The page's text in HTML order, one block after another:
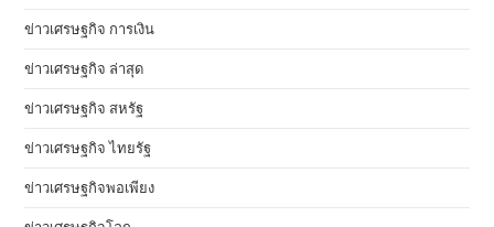
ข่าวเศรษฐกิจ การเงิน
ข่าวเศรษฐกิจ ล่าสุด
ข่าวเศรษฐกิจ สหรัฐ
ข่าวเศรษฐกิจ ไทยรัฐ
ข่าวเศรษฐกิจพอเพียง